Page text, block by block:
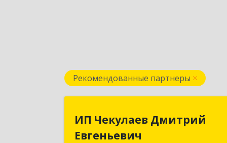
Рекомендованные партнеры
ИП Чекулаев Дмитрий
Евгеньевич
ИП Чекулаев